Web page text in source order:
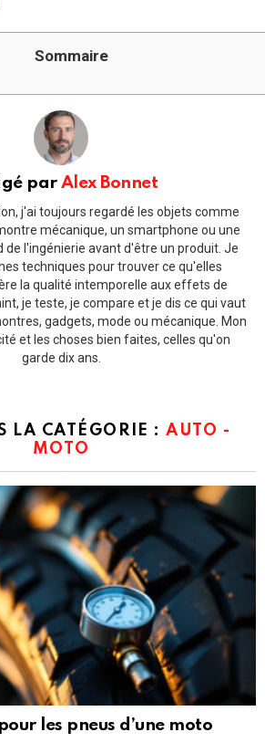
Sommaire
par Alex Bonnet
j'ai toujours regardé les objets comme
mécanique, un smartphone ou une
de l'ingénierie avant d'être un produit. Je
techniques pour trouver ce qu'elles
la qualité intemporelle aux effets de
je teste, je compare et je dis ce qui vaut
gadgets, mode ou mécanique. Mon
et les choses bien faites, celles qu'on
garde dix ans.
LA CATÉGORIE :AUTO -
MOTO
les pneus d’une moto